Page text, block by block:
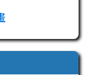
link to http://